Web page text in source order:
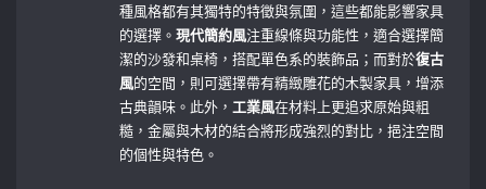
種風格都有其獨特的特徵與氛圍，這些都能影響家具
的選擇。現代簡約風注重線條與功能性，適合選擇簡
潔的沙發和桌椅，搭配單色系的裝飾品；而對於復古
風的空間，則可選擇帶有精緻雕花的木製家具，增添
古典韻味。此外，工業風在材料上更追求原始與粗
糙，金屬與木材的結合將形成強烈的對比，挹注空間
的個性與特色。